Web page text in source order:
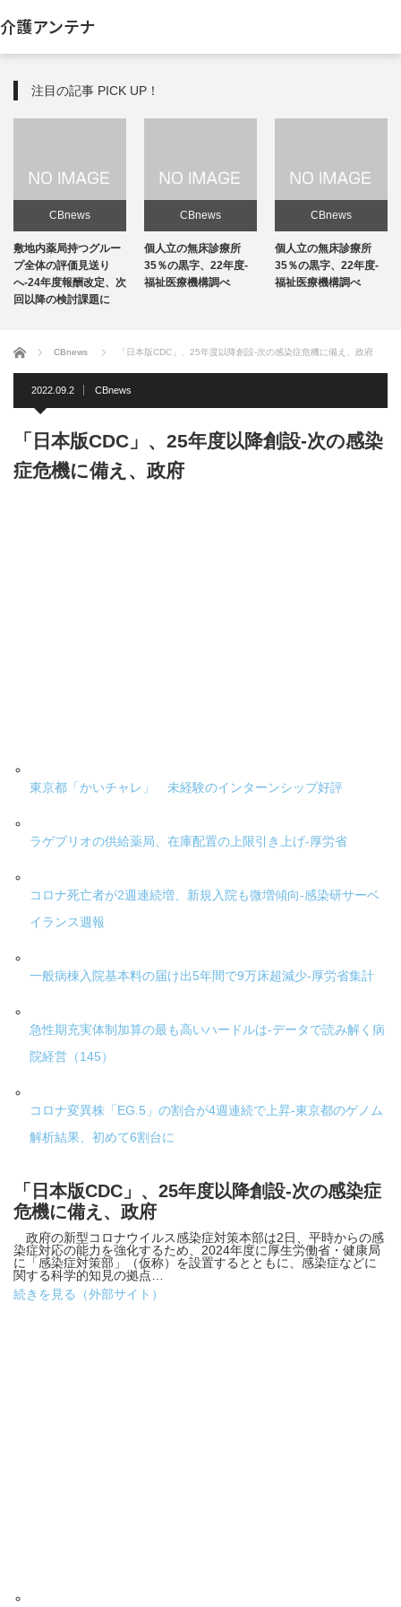
介護アンテナ
注目の記事 PICK UP！
CBnews
敷地内薬局持つグルー
プ全体の評価見送り
へ-24年度報酬改定、次
回以降の検討課題に
CBnews
個人立の無床診療所
35％の黒字、22年度-
福祉医療機構調べ
CBnews
個人立の無床診療所
35％の黒字、22年度-
福祉医療機構調べ
ホーム CBnews 「日本版CDC」、25年度以降創設-次の感染症危機に備え、政府
2022.09.2 CBnews
「日本版CDC」、25年度以降創設-次の感染
症危機に備え、政府
東京都「かいチャレ」 未経験のインターンシップ好評
ラゲブリオの供給薬局、在庫配置の上限引き上げ-厚労省
コロナ死亡者が2週連続増、新規入院も微増傾向-感染研サーベ
イランス週報
一般病棟入院基本料の届け出5年間で9万床超減少-厚労省集計
急性期充実体制加算の最も高いハードルは-データで読み解く病
院経営（145）
コロナ変異株「EG.5」の割合が4週連続で上昇-東京都のゲノム
解析結果、初めて6割台に
「日本版CDC」、25年度以降創設-次の感染症
危機に備え、政府
政府の新型コロナウイルス感染症対策本部は2日、平時からの感
染症対応の能力を強化するため、2024年度に厚生労働省・健康局
に「感染症対策部」（仮称）を設置するとともに、感染症などに
関する科学的知見の拠点…
続きを見る（外部サイト）